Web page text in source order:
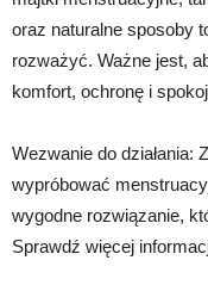
oraz naturalne sposoby
rozważyć. Ważne jest,
komfort, ochronę i
Wezwanie do działania:
wypróbować
wygodne rozwiązanie,
Sprawdź więcej